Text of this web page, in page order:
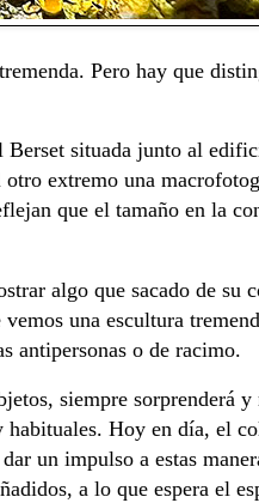
Pero hay que
situada junto al
extremo una
que el tamaño en la
algo que sacado de su
una escultura
antipersonas o de racimo.
siempre sorprenderá y
habituales. Hoy en día, el
un impulso a estas
a lo que espera el